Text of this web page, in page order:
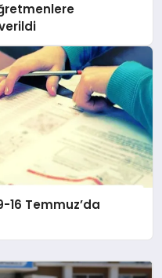
16 Temmuz’da